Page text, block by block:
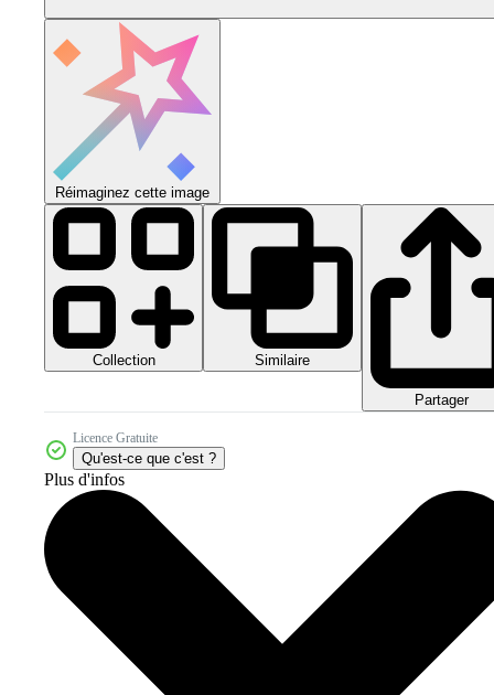
Réimaginez cette image
Collection Similaire
Partager
Licence Gratuite
Qu'est-ce que c'est ?
Plus d'infos